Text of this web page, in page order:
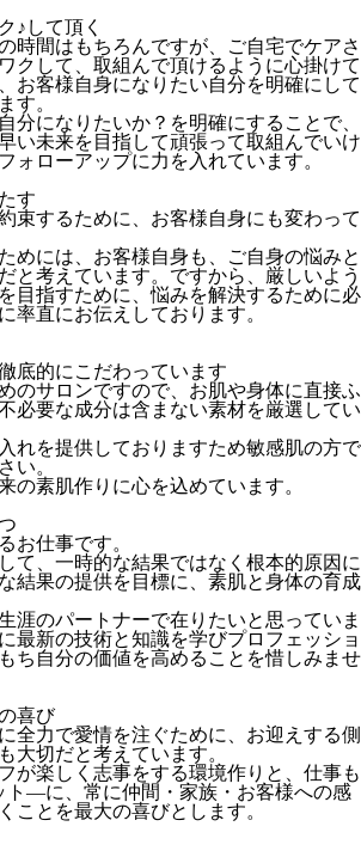
♪して頂く
時間はもちろんですが、ご自宅でケアさ
クして、取組んで頂けるように心掛けて
お客様自身になりたい自分を明確にして
す。
分になりたいか？を明確にすることで、
い未来を目指して頑張って取組んでいけ
ォローアップに力を入れています。
す
束するために、お客様自身にも変わって
めには、お客様自身も、ご自身の悩みと
と考えています。ですから、厳しいよう
目指すために、悩みを解決するために必
率直にお伝えしております。
底的にこだわっています
のサロンですので、お肌や身体に直接ふ
必要な成分は含まない素材を厳選してい
れを提供しておりますため敏感肌の方で
い。
の素肌作りに心を込めています。
お仕事です。
て、一時的な結果ではなく根本的原因に
結果の提供を目標に、素肌と身体の育成
涯のパートナーで在りたいと思っていま
最新の技術と知識を学びプロフェッショ
ち自分の価値を高めることを惜しみませ
喜び
全力で愛情を注ぐために、お迎えする側
大切だと考えています。
が楽しく志事をする環境作りと、仕事も
ト―に、常に仲間・家族・お客様への感
ことを最大の喜びとします。